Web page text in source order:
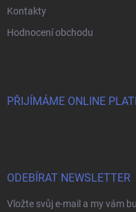
Kontakty
Hodnocení obchodu
PŘIJÍMÁME ONLINE
ODEBÍRAT NEWSLETTER
Vložte svůj e-mail a my vám